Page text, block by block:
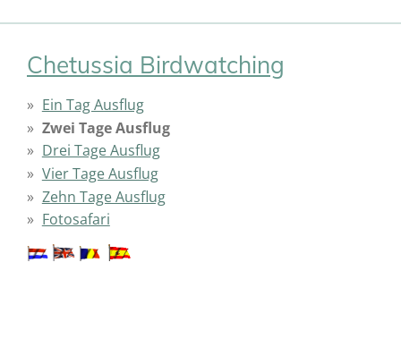
Chetussia Birdwatching
Ein Tag Ausflug
Zwei Tage Ausflug
Drei Tage Ausflug
Vier Tage Ausflug
Zehn Tage Ausflug
Fotosafari